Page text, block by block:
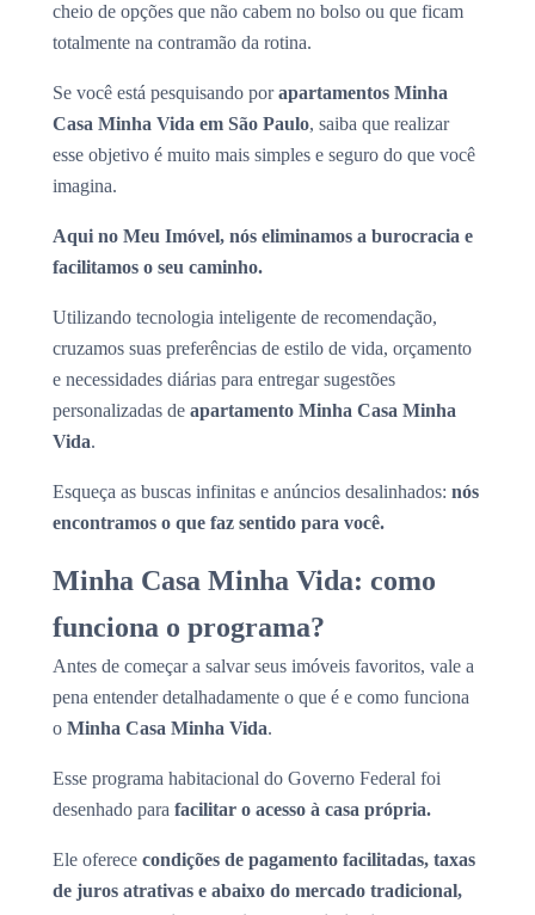
cheio de opções que não cabem no bolso ou que ficam
totalmente na contramão da rotina.
Se você está pesquisando porapartamentos Minha
Casa Minha Vida em São Paulo, saiba que realizar
esse objetivo é muito mais simples e seguro do que você
imagina.
Aqui no Meu Imóvel, nós eliminamos a burocracia e
facilitamos o seu caminho.
Utilizando tecnologia inteligente de recomendação,
cruzamos suas preferências de estilo de vida, orçamento
e necessidades diárias para entregar sugestões
personalizadas de apartamento Minha Casa Minha
Vida.
Esqueça as buscas infinitas e anúncios desalinhados: nós
encontramos o que faz sentido para você.
Minha Casa Minha Vida: como
funciona o programa?
Antes de começar a salvar seus imóveis favoritos, vale a
pena entender detalhadamente o que é e como funciona
o Minha Casa Minha Vida.
Esse programa habitacional do Governo Federal foi
desenhado para facilitar o acesso à casa própria.
Ele oferece condições de pagamento facilitadas, taxas
de juros atrativas e abaixo do mercado tradicional,